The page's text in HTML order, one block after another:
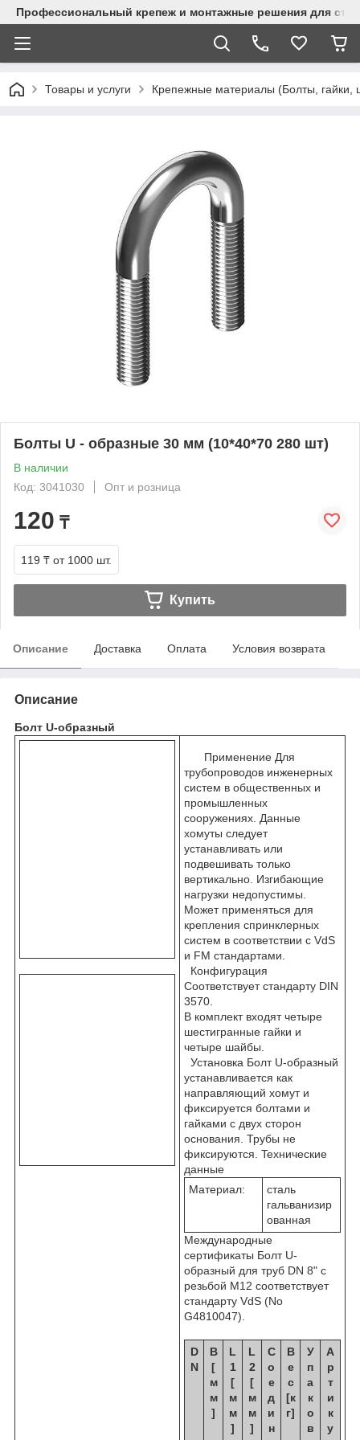
Профессиональный крепеж и монтажные решения для
Товары и услуги Крепежные материалы (Болты, гайки,
Болты U - образные 30 мм (10*40*70 280 шт)
В наличии
Код: 3041030
Опт и розница
120 ₸
119 ₸ от 1000 шт.
Купить
Описание Доставка Оплата Условия возврата
Описание
Болт U-образный
Применение Для
трубопроводов инженерных
систем в общественных и
промышленных
сооружениях. Данные
хомуты следует
устанавливать или
подвешивать только
вертикально. Изгибающие
нагрузки недопустимы.
Может применяться для
крепления спринклерных
систем в соответствии с VdS
и FM стандартами.
Конфигурация
Соответствует стандарту DIN
3570.
В комплект входят четыре
шестигранные гайки и
четыре шайбы.
Установка Болт U-образный
устанавливается как
направляющий хомут и
фиксируется болтами и
гайками с двух сторон
основания. Трубы не
фиксируются. Teхнические
данные
Maтериал:
сталь
гальванизир
ованная
Международные
сертификаты Болт U-
образный для труб DN 8" c
резьбой M12 соответствует
стандарту VdS (No
G4810047).
D
N
B
[
м
м
]
L
1
[
м
м
]
L
2
[
м
м
]
С
о
е
д
и
н
В
е
с
[к
г]
У
п
а
к
о
в
А
р
т
и
к
у